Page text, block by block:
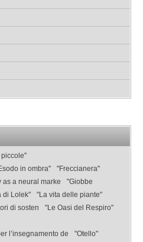
in ombra"
"Freccianera"
as a neural marke
"Giobbe
di Lolek"
"La vita delle piante"
di sosten
"Le Oasi del Respiro"
l’insegnamento de
"Otello"